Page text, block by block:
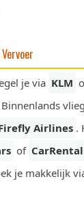
je via KLM
Binnenlands
Airlines .
of
je makkelijk